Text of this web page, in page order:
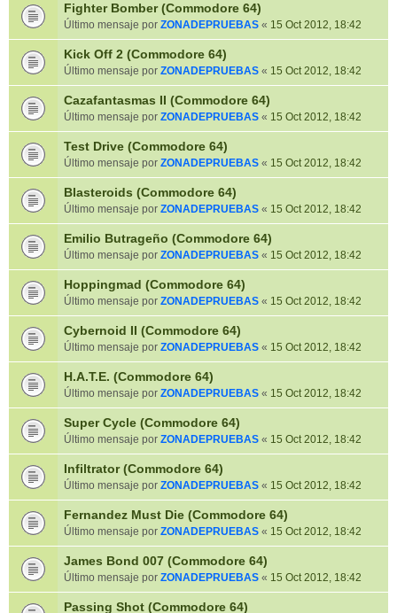
Fighter Bomber (Commodore 64)
Último mensaje por ZONADEPRUEBAS « 15 Oct 2012, 18:42
Kick Off 2 (Commodore 64)
Último mensaje por ZONADEPRUEBAS « 15 Oct 2012, 18:42
Cazafantasmas II (Commodore 64)
Último mensaje por ZONADEPRUEBAS « 15 Oct 2012, 18:42
Test Drive (Commodore 64)
Último mensaje por ZONADEPRUEBAS « 15 Oct 2012, 18:42
Blasteroids (Commodore 64)
Último mensaje por ZONADEPRUEBAS « 15 Oct 2012, 18:42
Emilio Butrageño (Commodore 64)
Último mensaje por ZONADEPRUEBAS « 15 Oct 2012, 18:42
Hoppingmad (Commodore 64)
Último mensaje por ZONADEPRUEBAS « 15 Oct 2012, 18:42
Cybernoid II (Commodore 64)
Último mensaje por ZONADEPRUEBAS « 15 Oct 2012, 18:42
H.A.T.E. (Commodore 64)
Último mensaje por ZONADEPRUEBAS « 15 Oct 2012, 18:42
Super Cycle (Commodore 64)
Último mensaje por ZONADEPRUEBAS « 15 Oct 2012, 18:42
Infiltrator (Commodore 64)
Último mensaje por ZONADEPRUEBAS « 15 Oct 2012, 18:42
Fernandez Must Die (Commodore 64)
Último mensaje por ZONADEPRUEBAS « 15 Oct 2012, 18:42
James Bond 007 (Commodore 64)
Último mensaje por ZONADEPRUEBAS « 15 Oct 2012, 18:42
Passing Shot (Commodore 64)